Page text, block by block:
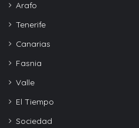
Arafo
Tenerife
Canarias
Fasnia
Valle
El Tiempo
Sociedad